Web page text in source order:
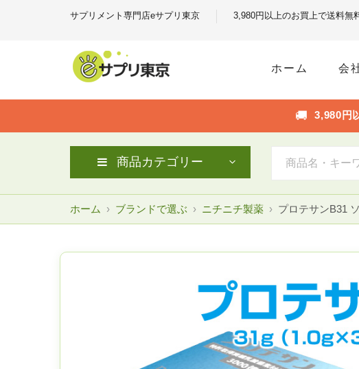
サプリメント専門店eサプリ東京 3,980円以上のお買上で送料無
ホーム 会
🚚 3,980円
商品カテゴリー
ホーム ブランドで選ぶ ニチニチ製薬 プロテサンB31